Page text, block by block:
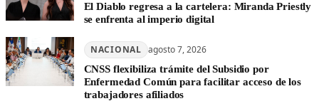
El Diablo regresa a la cartelera: Miranda Priestly
se enfrenta al imperio digital
NACIONAL agosto 7, 2026
CNSS flexibiliza trámite del Subsidio por
Enfermedad Común para facilitar acceso de los
trabajadores afiliados